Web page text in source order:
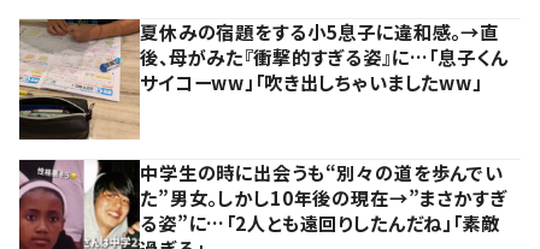
夏休みの宿題をする小5息子に違和感。→直
後、母がみた『衝撃的すぎる姿』に…「息子くん
サイコーww」「吹き出しちゃいましたww」
中学生の時に出会うも“別々の道を歩んでい
た”男女。しかし10年後の現在→”まさかすぎ
る姿”に…「2人とも遠回りしたんだね」「素敵